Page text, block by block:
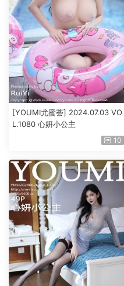
[YOUMI尤蜜荟] 2024.07.03 VO
L.1080 心妍小公主
10